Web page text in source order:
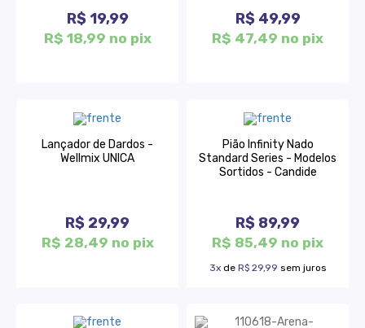
R$ 19,99
R$ 18,99 no pix
R$ 49,99
R$ 47,49 no pix
Lançador de Dardos -
Wellmix UNICA
R$ 29,99
R$ 28,49 no pix
Pião Infinity Nado
Standard Series - Modelos
Sortidos - Candide
R$ 89,99
R$ 85,49 no pix
3xde R$ 29,99 sem juros